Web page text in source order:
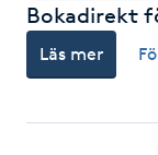
HIFU
Hollywood Peel
Bokadirekt
Läs mer